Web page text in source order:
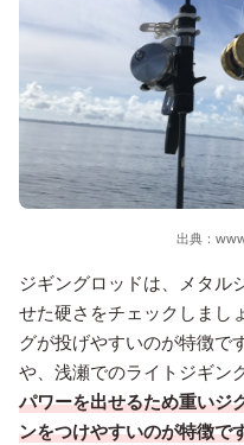
出典：
ジギングロッドは、メタル
せた硬さをチェックしまし
グが投げやすいのが特徴で
や、浅瀬でのライトジギン
パワーを出せるため重いジ
ンをつけやすいのが特徴で